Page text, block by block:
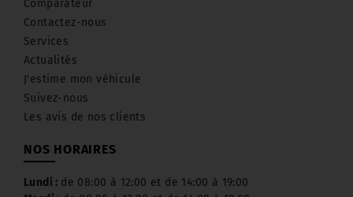
Comparateur
Contactez-nous
Services
Actualités
J'estime mon véhicule
Suivez-nous
Les avis de nos clients
NOS HORAIRES
Lundi : de 08:00 à 12:00 et de 14:00 à 19:00